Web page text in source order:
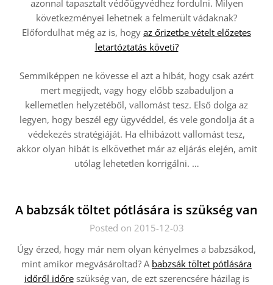
azonnal tapasztalt védőügyvédhez fordulni. Milyen
következményei lehetnek a felmerült vádaknak?
Előfordulhat még az is, hogy az őrizetbe vételt előzetes
letartóztatás követi?
Semmiképpen ne kövesse el azt a hibát, hogy csak azért
mert megijedt, vagy hogy előbb szabaduljon a
kellemetlen helyzetéből, vallomást tesz. Első dolga az
legyen, hogy beszél egy ügyvéddel, és vele gondolja át a
védekezés stratégiáját. Ha elhibázott vallomást tesz,
akkor olyan hibát is elkövethet már az eljárás elején, amit
utólag lehetetlen korrigálni. …
A babzsák töltet pótlására is szükség van
Posted on 2015-12-03
Úgy érzed, hogy már nem olyan kényelmes a babzsákod,
mint amikor megvásároltad? A babzsák töltet pótlására
időről időreszükség van, de ezt szerencsére házilag is